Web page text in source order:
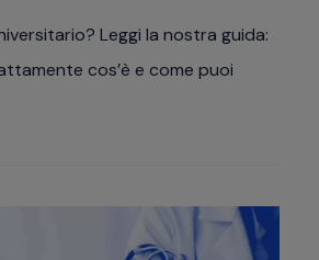
Leggi la nostra guida:
cos’è e come puoi